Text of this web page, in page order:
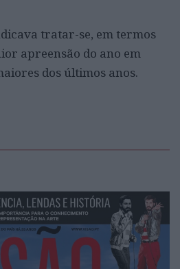
tratar-se, em termos
apreensão do ano em
dos últimos anos.